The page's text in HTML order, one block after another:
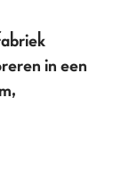
in een